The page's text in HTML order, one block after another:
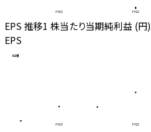
FY20 FY22
EPS 推移1 株当たり当期純利益 (円)
EPS
0
0.25
0.5
0.751
FY20 FY22